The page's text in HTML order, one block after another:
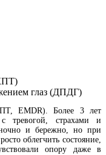
глаз (ДПДГ)
EMDR). Более 3 лет
тревогой, страхами и
и бережно, но при
облегчить состояние,
опору даже в